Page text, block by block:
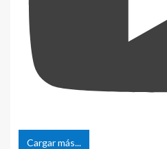
Cargar más...